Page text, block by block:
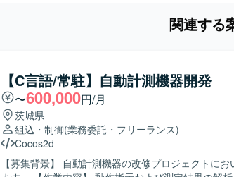
関連する
【C言語/常駐】自動計測機器開発
〜600,000円/月
茨城県
組込・制御(業務委託・フリーランス)
Cocos2d
【募集背景】 自動計測機器の改修プロジェクトに